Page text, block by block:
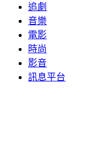
追劇
音樂
電影
時尚
影音
訊息平台